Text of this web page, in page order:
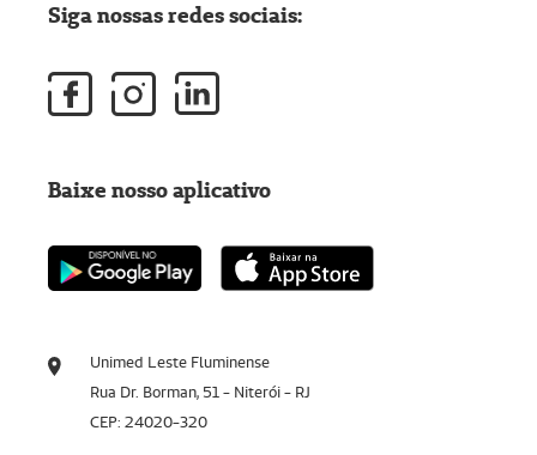
Unimed Leste Fluminense
Rua Dr. Borman, 51 - Niterói - RJ
CEP: 24020-320
Siga nossas redes sociais:
Baixe nosso aplicativo